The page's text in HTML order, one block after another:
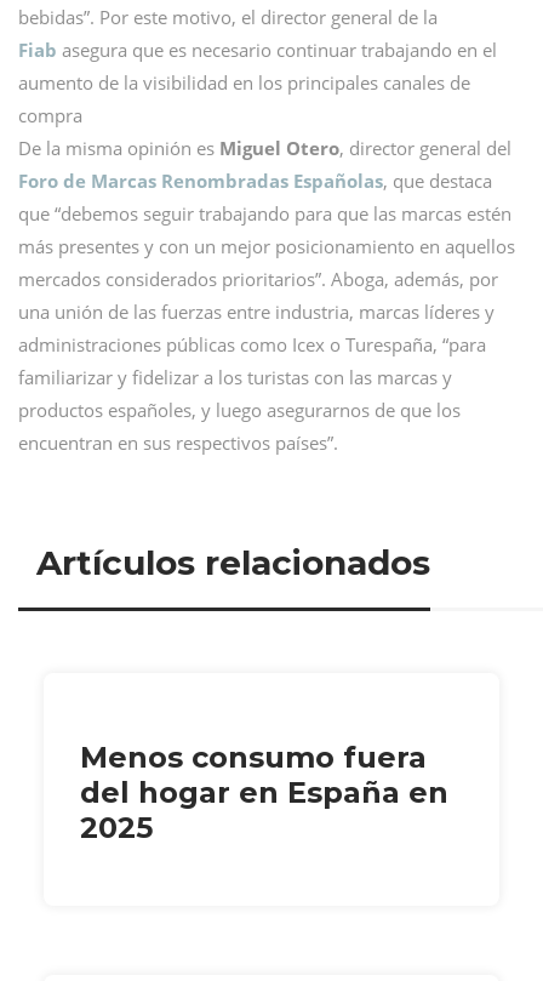
bebidas”. Por este motivo, el director general de la
Fiab asegura que es necesario continuar trabajando en el
aumento de la visibilidad en los principales canales de
compra
De la misma opinión es Miguel Otero, director general del
Foro de Marcas Renombradas Españolas, que destaca
que “debemos seguir trabajando para que las marcas estén
más presentes y con un mejor posicionamiento en aquellos
mercados considerados prioritarios”. Aboga, además, por
una unión de las fuerzas entre industria, marcas líderes y
administraciones públicas como Icex o Turespaña, “para
familiarizar y fidelizar a los turistas con las marcas y
productos españoles, y luego asegurarnos de que los
encuentran en sus respectivos países”.
Artículos relacionados
Menos consumo fuera
del hogar en España en
2025